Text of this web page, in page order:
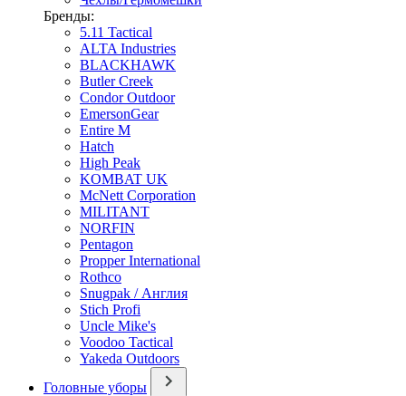
Бренды:
5.11 Tactical
ALTA Industries
BLACKHAWK
Butler Creek
Condor Outdoor
EmersonGear
Entire M
Hatch
High Peak
KOMBAT UK
McNett Corporation
MILITANT
NORFIN
Pentagon
Propper International
Rothco
Snugpak / Англия
Stich Profi
Uncle Mike's
Voodoo Tactical
Yakeda Outdoors
Головные уборы